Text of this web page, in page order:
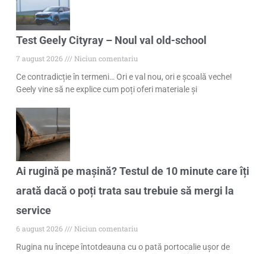
Test Geely Cityray – Noul val old-school
7 august 2026
Niciun comentariu
Ce contradicție în termeni… Ori e val nou, ori e școală veche!
Geely vine să ne explice cum poți oferi materiale și
Ai rugină pe mașină? Testul de 10 minute care îți
arată dacă o poți trata sau trebuie să mergi la
service
6 august 2026
Niciun comentariu
Rugina nu începe întotdeauna cu o pată portocalie ușor de